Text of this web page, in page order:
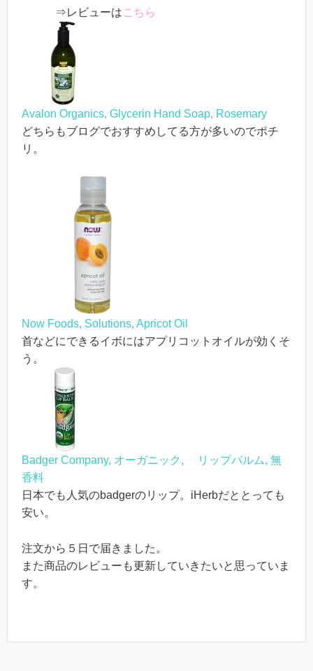
⇒レビューはこちら
Avalon Organics, Glycerin Hand Soap, Rosemary
どちらもブログでおすすめしてる方が多いのでポチ
リ。
Now Foods, Solutions, Apricot Oil
首などにできるイボにはアプリコットオイルが効くそ
う。
Badger Company, オーガニック, リップバルム, 無
香料
日本でも人気のbadgerのリップ。iHerbだととっても
安い。
注文から５日で届きました。
また商品のレビューも更新していきたいと思っていま
す。